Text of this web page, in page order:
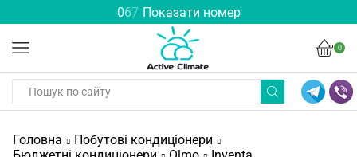
067 Показати номер
0
Головна
Побутові кондиціонери